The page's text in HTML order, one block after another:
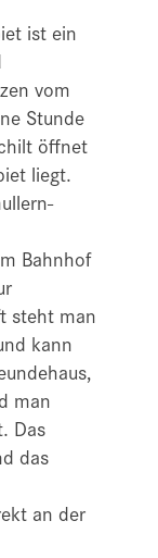
ist ein
vom
Stunde
öffnet
liegt.
Bahnhof
steht man
kann
man
Das
das
an der